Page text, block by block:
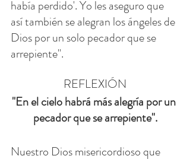
había perdido'. Yo les aseguro que
así también se alegran los ángeles de
Dios por un solo pecador que se
arrepiente".
REFLEXIÓN
"En el cielo habrá más alegría por un
pecador que se arrepiente".
Nuestro Dios misericordioso que